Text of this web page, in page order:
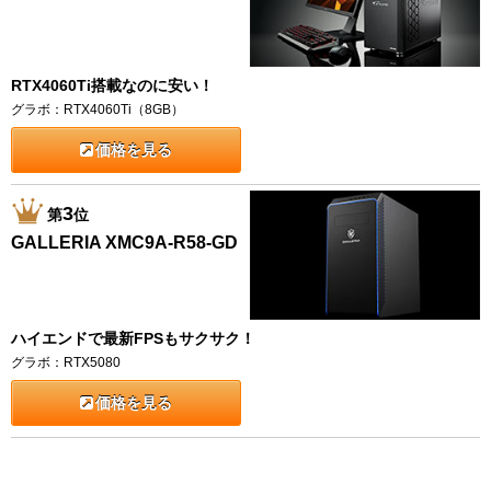
RTX4060Ti搭載なのに安い！
グラボ：RTX4060Ti（8GB）
価格を見る
第3位
GALLERIA XMC9A-R58-GD
ハイエンドで最新FPSもサクサク！
グラボ：RTX5080
価格を見る